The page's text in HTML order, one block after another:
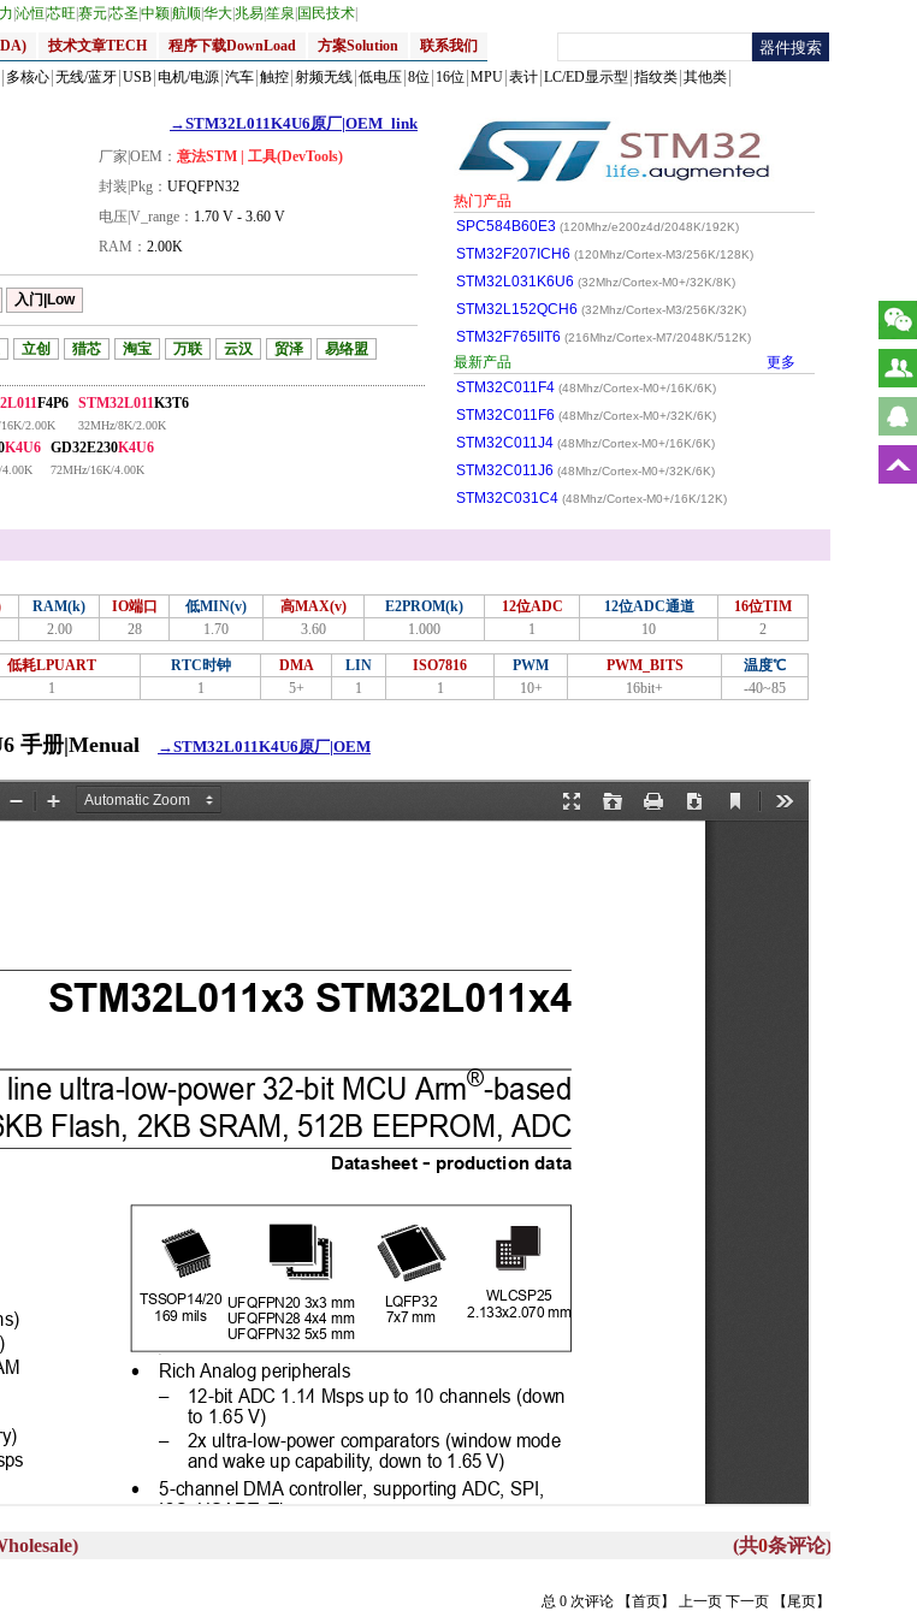
沁恒芯旺 赛元芯圣 中颖航顺华大兆易笙泉 国民技术
技术文章TECH 程序下载DownLoad 方案Solution
联系我们
多核心 无线/蓝牙 USB 电机/电源 汽车 触控 射频无线 低电压 8位 16位 MPU 表计 LC/ED显示型 指纹类 其他类
→STM32L011K4U6原厂|OEM_link
厂家|OEM： 意法STM | 工具(DevTools)
封装|Pkg： UFQFPN32
电压|V_range： 1.70 V - 3.60 V
RAM： 2.00K
入门|Low
立创 猎芯 淘宝 万联 云汉 贸泽 易络盟
F4P6
2.00K
STM32L011K3T6
32MHz/8K/2.00K
K4U6
4.00K
GD32E230K4U6
72MHz/16K/4.00K
热门产品
SPC584B60E3 (120Mhz/e200z4d/2048K/192K)
STM32F207ICH6 (120Mhz/Cortex-M3/256K/128K)
STM32L031K6U6 (32Mhz/Cortex-M0+/32K/8K)
STM32L152QCH6 (32Mhz/Cortex-M3/256K/32K)
STM32F765IIT6 (216Mhz/Cortex-M7/2048K/512K)
最新产品
更多
STM32C011F4 (48Mhz/Cortex-M0+/16K/6K)
STM32C011F6 (48Mhz/Cortex-M0+/32K/6K)
STM32C011J4 (48Mhz/Cortex-M0+/16K/6K)
STM32C011J6 (48Mhz/Cortex-M0+/32K/6K)
STM32C031C4 (48Mhz/Cortex-M0+/16K/12K)
RAM(k) IO端口 低MIN(v) 高MAX(v) E2PROM(k) 12位ADC 12位ADC通道
16位TIM
2.00 28 1.70 3.60 1.000 1 10 2
低耗LPUART RTC时钟 DMA LIN ISO7816 PWM PWM_BITS
温度℃
1 1 5+ 1 1 10+ 16bit+ -40~85
手册|Menual →STM32L011K4U6原厂|OEM
(共0条评论)
总 0 次评论
【首页】 上一页 下一页 【尾页】